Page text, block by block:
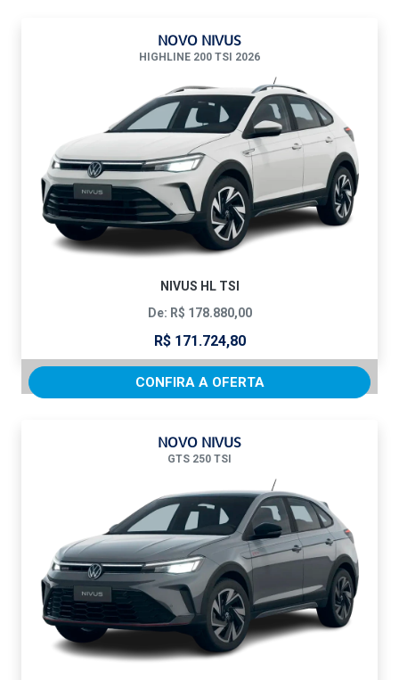
NOVO NIVUS
HIGHLINE 200 TSI 2026
NIVUS HL TSI
De: R$ 178.880,00
R$ 171.724,80
CONFIRA A OFERTA
NOVO NIVUS
GTS 250 TSI